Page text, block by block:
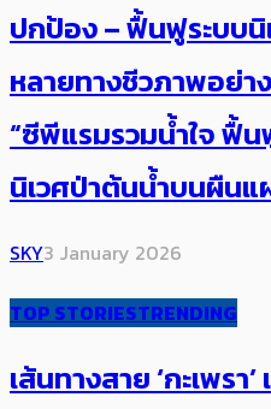
ปกป้อง – ฟื้นฟูระบบนิ
หลายทางชีวภาพอย่า
“ซีพีแรมรวมน้ำใจ ฟื้
นิเวศป่าต้นน้ำบนผืน
SKY3 January 2026
TOP STORIESTRENDING
เส้นทางสาย ‘กะเพรา